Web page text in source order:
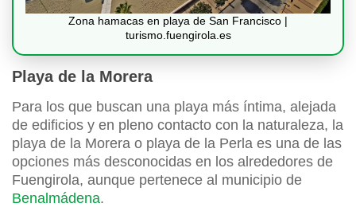
Zona hamacas en playa de San Francisco |
turismo.fuengirola.es
Playa de la Morera
Para los que buscan una playa más íntima, alejada
de edificios y en pleno contacto con la naturaleza, la
playa de la Morera o playa de la Perla es una de las
opciones más desconocidas en los alrededores de
Fuengirola, aunque pertenece al municipio de
Benalmádena.